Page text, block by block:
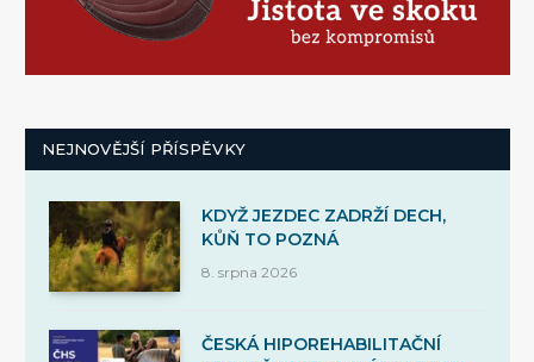
NEJNOVĚJŠÍ PŘÍSPĚVKY
KDYŽ JEZDEC ZADRŽÍ DECH,
KŮŇ TO POZNÁ
8. srpna 2026
ČESKÁ HIPOREHABILITAČNÍ